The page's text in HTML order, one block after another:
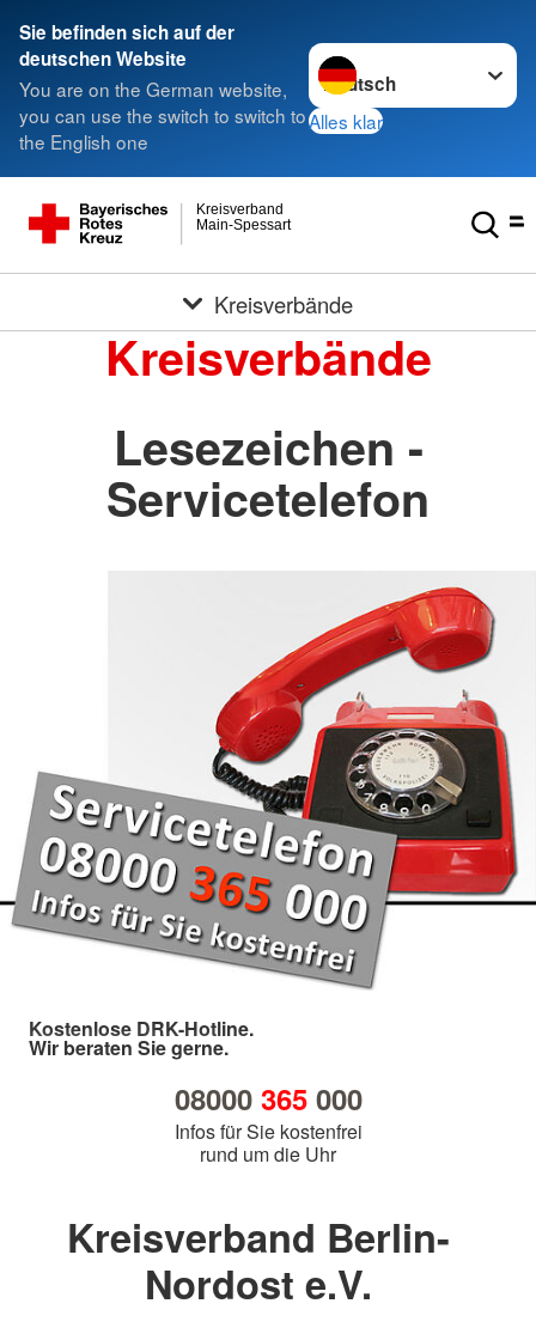
Sie befinden sich auf der
deutschen Website
You are on the German website,
you can use the switch to switch to
the English one
Sprache wechseln zu
Alles klar
Main-Spessart
Kreisverband
Kreisverbände
Kreisverbände
Lesezeichen -
Servicetelefon
Kostenlose DRK-Hotline.
Wir beraten Sie gerne.
08000 365000
Infos für Sie kostenfrei
rund um die Uhr
Kreisverband Berlin-
Nordost e.V.